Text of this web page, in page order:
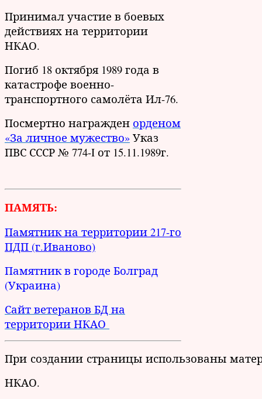
Принимал участие в боевых
действиях на территории
НКАО.
Погиб 18 октября 1989 года в
катастрофе военно-
транспортного самолёта Ил-76.
Посмертно награжден орденом
«За личное мужество» Указ
ПВС СССР № 774-I от 15.11.1989г.
ПАМЯТЬ:
Памятник на территории 217-го
ПДП (г.Иваново)
Памятник в городе Болград
(Украина)
Сайт ветеранов БД на
территории НКАО
При создании страницы использованы
НКАО.